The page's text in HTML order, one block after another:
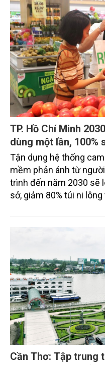
TP. Hồ Chí Minh
dùng một lần, 100%
Tận dụng hệ thống
mềm phản ánh từ
trình đến năm 2030 sẽ
sở, giảm 80% túi ni
Cần Thơ: Tập trung